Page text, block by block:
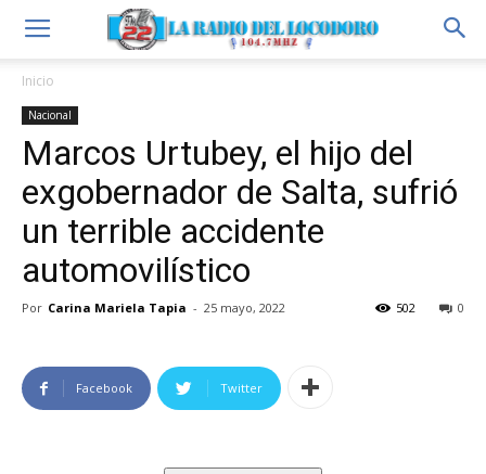
Inicio
Nacional
Marcos Urtubey, el hijo del
exgobernador de Salta, sufrió
un terrible accidente
automovilístico
Por Carina Mariela Tapia - 25 mayo, 2022 0
502
Facebook Twitter